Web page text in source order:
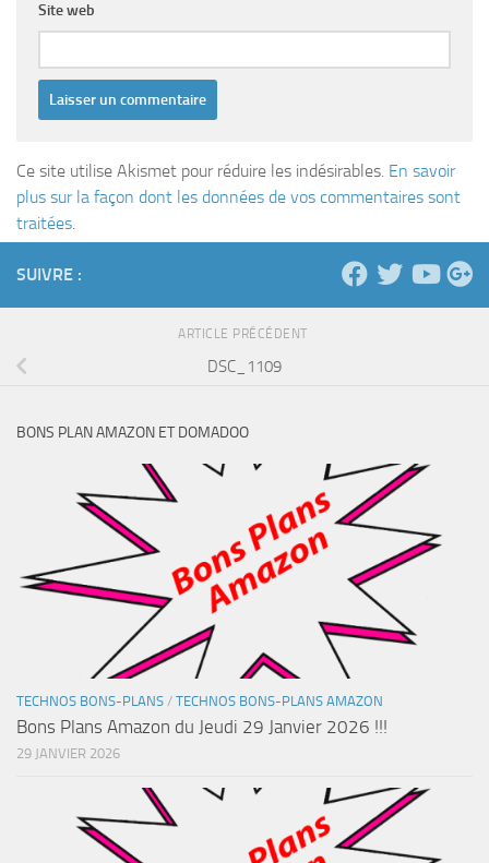
Site web
Ce site utilise Akismet pour réduire les indésirables. En savoir
plus sur la façon dont les données de vos commentaires sont
traitées.
SUIVRE :
ARTICLE PRÉCÉDENT
DSC_1109
BONS PLAN AMAZON ET DOMADOO
TECHNOS BONS-PLANS / TECHNOS BONS-PLANS AMAZON
Bons Plans Amazon du Jeudi 29 Janvier 2026 !!!
29 JANVIER 2026